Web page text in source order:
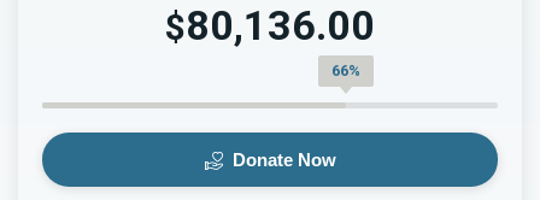
$80,136.00
66%
Donate Now